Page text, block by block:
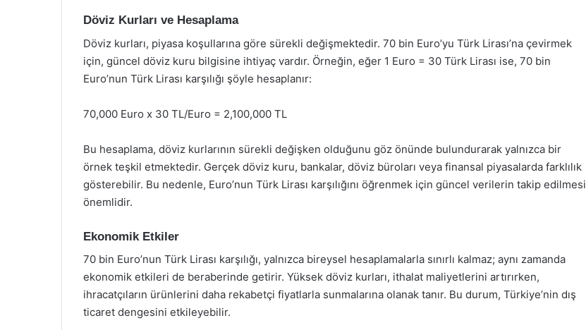
Döviz Kurları ve Hesaplama
Döviz kurları, piyasa koşullarına göre sürekli değişmektedir. 70 bin Euro’yu Türk Lirası’na çevirmek
için, güncel döviz kuru bilgisine ihtiyaç vardır. Örneğin, eğer 1 Euro = 30 Türk Lirası ise, 70 bin
Euro’nun Türk Lirası karşılığı şöyle hesaplanır:
70,000 Euro x 30 TL/Euro = 2,100,000 TL
Bu hesaplama, döviz kurlarının sürekli değişken olduğunu göz önünde bulundurarak yalnızca bir
örnek teşkil etmektedir. Gerçek döviz kuru, bankalar, döviz büroları veya finansal piyasalarda farklılık
gösterebilir. Bu nedenle, Euro’nun Türk Lirası karşılığını öğrenmek için güncel verilerin takip edilmesi
önemlidir.
Ekonomik Etkiler
70 bin Euro’nun Türk Lirası karşılığı, yalnızca bireysel hesaplamalarla sınırlı kalmaz; aynı zamanda
ekonomik etkileri de beraberinde getirir. Yüksek döviz kurları, ithalat maliyetlerini artırırken,
ihracatçıların ürünlerini daha rekabetçi fiyatlarla sunmalarına olanak tanır. Bu durum, Türkiye’nin dış
ticaret dengesini etkileyebilir.